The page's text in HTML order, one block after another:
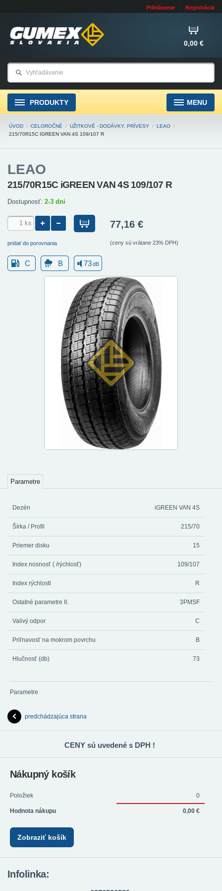
Prihlásenie Registrácia
0,00 €
PRODUKTY MENU
ÚVOD / CELOROČNÉ / UŽITKOVÉ - DODÁVKY, PRÍVESY / LEAO /
215/70R15C IGREEN VAN 4S 109/107 R
LEAO
215/70R15C iGREEN VAN 4S 109/107 R
Dostupnosť: 2-3 dni
pridať do porovnania
77,16 €
(ceny sú vrátane 23% DPH)
C B 73dB
Parametre
Dezén iGREEN VAN 4S
Šírka / Profil 215/70
Priemer disku 15
Index nosnosť ( /rýchlosť) 109/107
Index rýchlosti R
Ostatné parametre II. 3PMSF
Valivý odpor C
Priľnavosť na mokrom povrchu B
Hlučnosť (db) 73
Parametre
predchádzajúca strana
CENY sú uvedené s DPH !
Nákupný košík
Položiek 0
Hodnota nákupu 0,00 €
Zobraziť košík
Infolinka: